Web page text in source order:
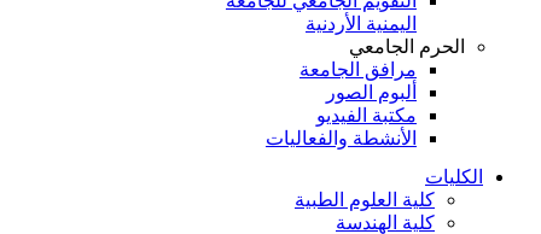
اليمنية الأردنية
الحرم الجامعي
مرافق الجامعة
ألبوم الصور
مكتبة الفيديو
الأنشطة والفعاليات
كلية العلوم الطبية
كلية الهندسة